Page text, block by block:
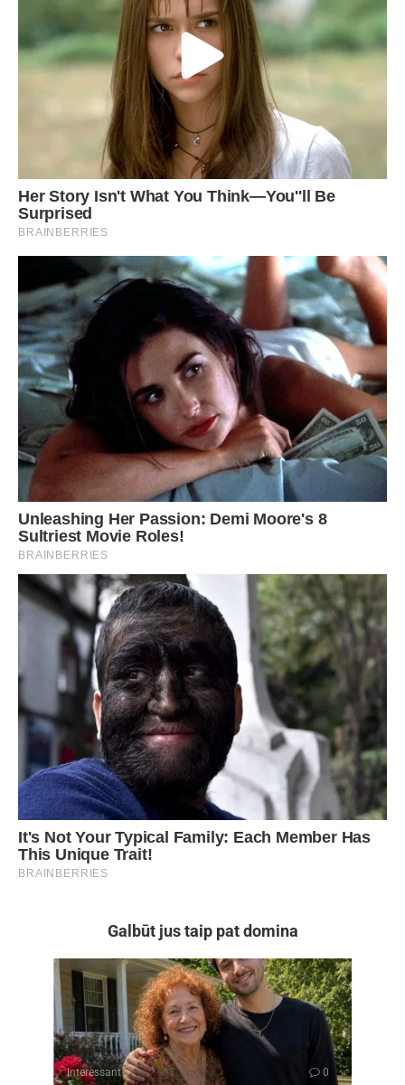
Galbūt jus taip pat domina
Interessant 0